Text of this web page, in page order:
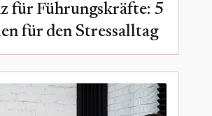
für Führungskräfte: 5
für den Stressalltag